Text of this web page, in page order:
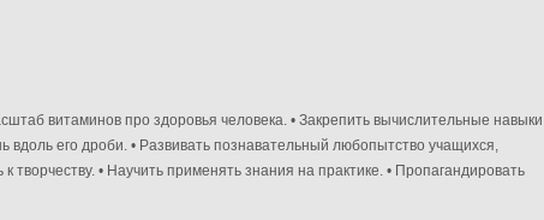
витаминов про здоровья человека. • Закрепить вычислительные навыки
вдоль его дроби. • Развивать познавательный любопытство учащихся,
творчеству. • Научить применять знания на практике. • Пропагандировать